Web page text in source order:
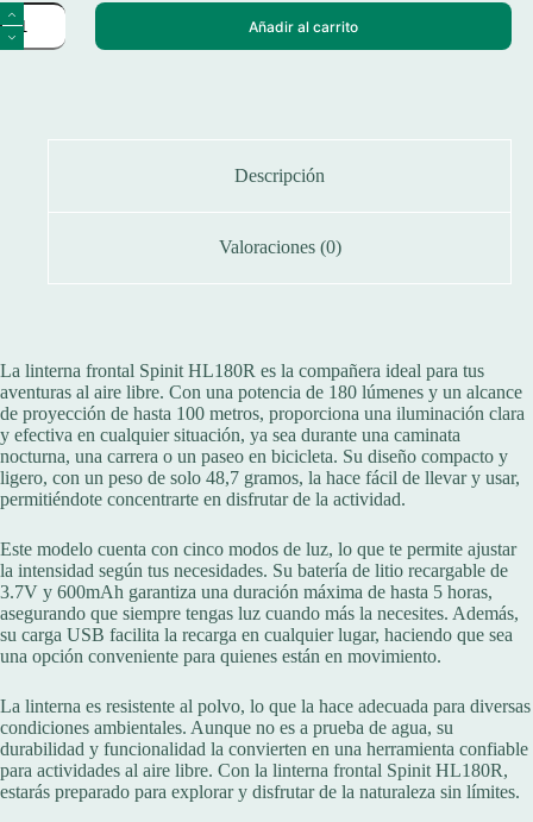
Linterna
Frontal
de
Añadir al carrito
Descripción
Valoraciones (0)
La linterna frontal Spinit HL180R es la compañera ideal para tus
aventuras al aire libre. Con una potencia de 180 lúmenes y un alcance
de proyección de hasta 100 metros, proporciona una iluminación clara
y efectiva en cualquier situación, ya sea durante una caminata
nocturna, una carrera o un paseo en bicicleta. Su diseño compacto y
ligero, con un peso de solo 48,7 gramos, la hace fácil de llevar y usar,
permitiéndote concentrarte en disfrutar de la actividad.
Este modelo cuenta con cinco modos de luz, lo que te permite ajustar
la intensidad según tus necesidades. Su batería de litio recargable de
3.7V y 600mAh garantiza una duración máxima de hasta 5 horas,
asegurando que siempre tengas luz cuando más la necesites. Además,
su carga USB facilita la recarga en cualquier lugar, haciendo que sea
una opción conveniente para quienes están en movimiento.
La linterna es resistente al polvo, lo que la hace adecuada para diversas
condiciones ambientales. Aunque no es a prueba de agua, su
durabilidad y funcionalidad la convierten en una herramienta confiable
para actividades al aire libre. Con la linterna frontal Spinit HL180R,
estarás preparado para explorar y disfrutar de la naturaleza sin límites.